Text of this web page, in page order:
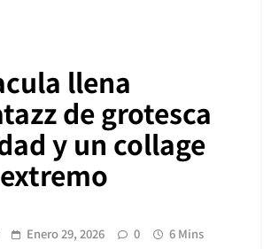
llena
de grotesca
y un collage
Enero 29, 2026 0 6 Mins